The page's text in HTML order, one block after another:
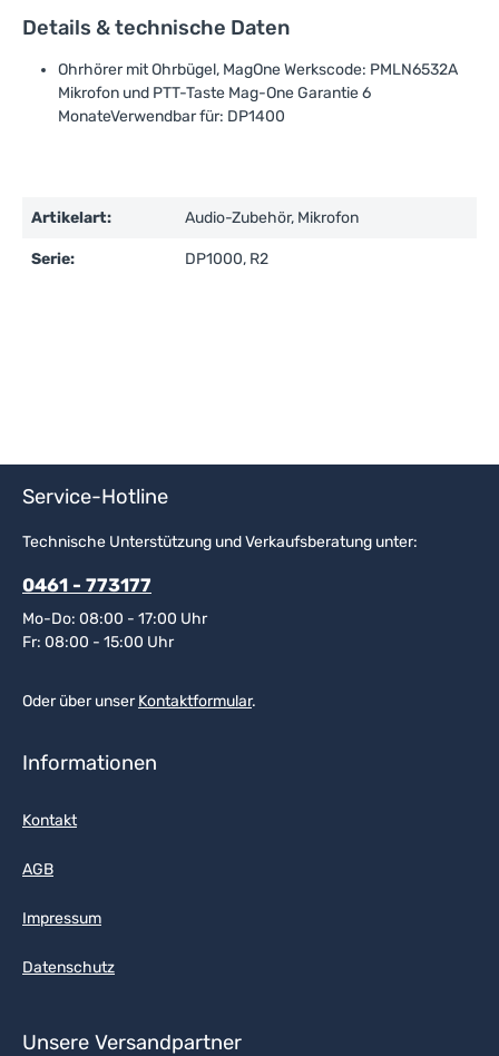
Details & technische Daten
Ohrhörer mit Ohrbügel, MagOne Werkscode: PMLN6532A
Mikrofon und PTT-Taste Mag-One Garantie 6
MonateVerwendbar für: DP1400
Artikelart: Audio-Zubehör, Mikrofon
Serie: DP1000, R2
Service-Hotline
Technische Unterstützung und Verkaufsberatung unter:
0461 - 773177
Mo-Do: 08:00 - 17:00 Uhr
Fr: 08:00 - 15:00 Uhr
Oder über unserKontaktformular.
Informationen
Kontakt
AGB
Impressum
Datenschutz
Unsere Versandpartner